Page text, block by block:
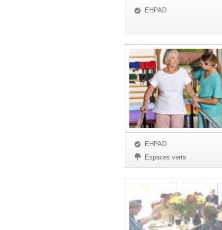
EHPAD
EHPAD
Espaces verts